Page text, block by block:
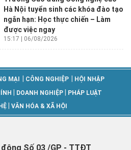
Hà Nội tuyển sinh các khóa đào tạo
ngắn hạn: Học thực chiến – Làm
được việc ngay
15:17 | 06/08/2026
MẠI CÔNG NGHIỆP HỘI NHẬP
DOANH NGHIỆP PHÁP LUẬT
VĂN HÓA & XÃ HỘI
Số 03 /GP - TTĐT